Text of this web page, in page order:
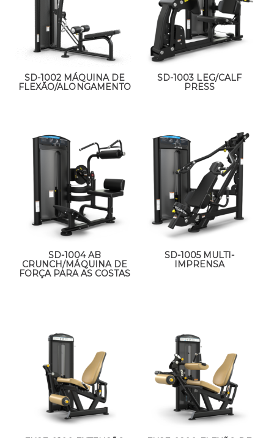
SD-1002 MÁQUINA DE
FLEXÃO/ALONGAMENTO
SD-1003 LEG/CALF
PRESS
SD-1004 AB
CRUNCH/MÁQUINA DE
FORÇA PARA AS COSTAS
SD-1005 MULTI-
IMPRENSA